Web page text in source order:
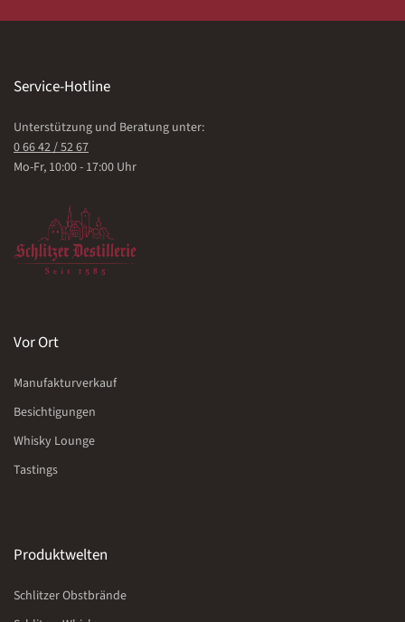
Service-Hotline
Unterstützung und Beratung unter:
0 66 42 / 52 67
Mo-Fr, 10:00 - 17:00 Uhr
Vor Ort
Manufakturverkauf
Besichtigungen
Whisky Lounge
Tastings
Produktwelten
Schlitzer Obstbrände